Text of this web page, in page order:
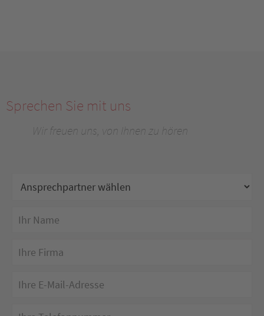
Sprechen Sie mit uns
Wir freuen uns, von Ihnen zu hören